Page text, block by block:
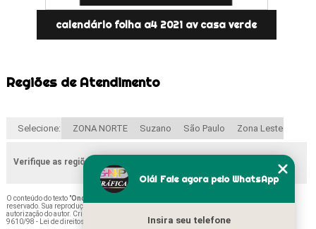
calendário folha a4 2021 av casa verde
Regiões de Atendimento
Selecione: ZONA NORTE Suzano São Paulo Zona Leste
Verifique as regiões que atendemos
O conteúdo do texto "Onde Comprar Calendário Folha A4 2021 Limão
reservado. Sua reprodução, parcial ou total, mesmo citando nossos links, é proibida sem a
autorização do autor. Crime de violação de direito autoral – artigo 184 do Código Penal –
9610/98 - Lei de direitos autorais
Olá! Fale agora pelo WhatsApp
Insira seu telefone